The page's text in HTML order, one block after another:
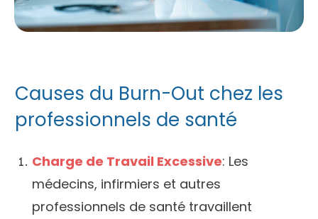
Causes du Burn-Out chez les
professionnels de santé
Charge de Travail Excessive: Les
médecins, infirmiers et autres
professionnels de santé travaillent